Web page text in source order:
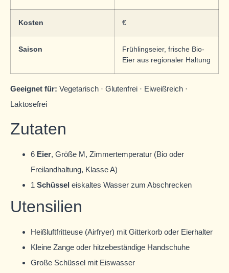
Kosten €
Saison
Frühlingseier, frische Bio-
Eier aus regionaler Haltung
Geeignet für: Vegetarisch · Glutenfrei · Eiweißreich ·
Laktosefrei
Zutaten
6 Eier, Größe M, Zimmertemperatur (Bio oder
Freilandhaltung, Klasse A)
1 Schüssel eiskaltes Wasser zum Abschrecken
Utensilien
Heißluftfritteuse (Airfryer) mit Gitterkorb oder Eierhalter
Kleine Zange oder hitzebeständige Handschuhe
Große Schüssel mit Eiswasser